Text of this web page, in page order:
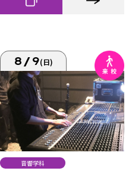
8/9(日)
音響学科